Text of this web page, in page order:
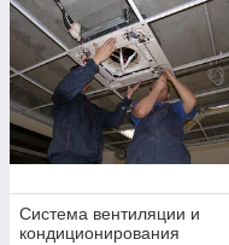
Система вентиляции и
кондиционирования